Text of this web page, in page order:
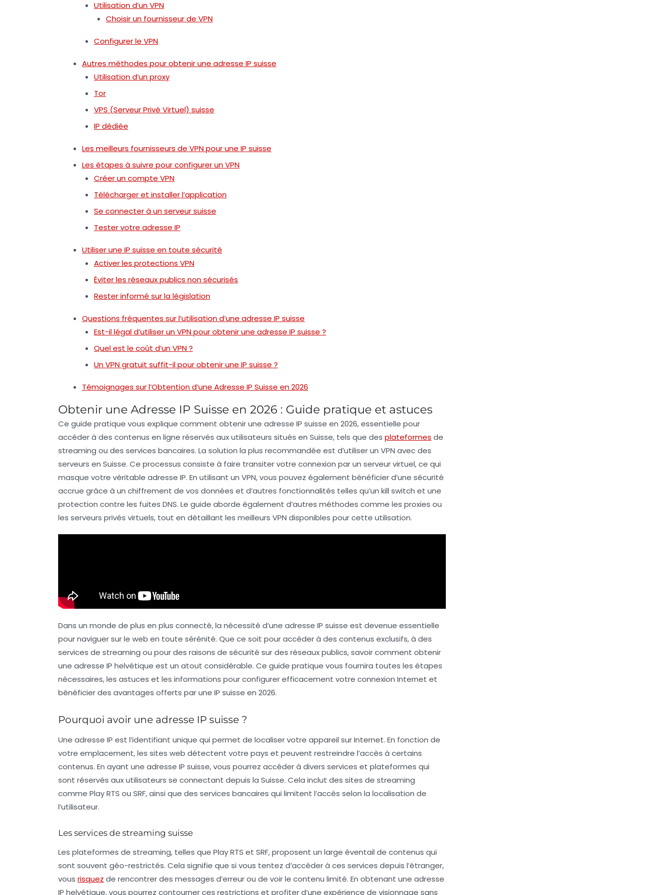
Utilisation d’un VPN
Choisir un fournisseur de VPN
Configurer le VPN
Autres méthodes pour obtenir une adresse IP suisse
Utilisation d’un proxy
Tor
VPS (Serveur Privé Virtuel) suisse
IP dédiée
Les meilleurs fournisseurs de VPN pour une IP suisse
Les étapes à suivre pour configurer un VPN
Créer un compte VPN
Télécharger et installer l’application
Se connecter à un serveur suisse
Tester votre adresse IP
Utiliser une IP suisse en toute sécurité
Activer les protections VPN
Éviter les réseaux publics non sécurisés
Rester informé sur la législation
Questions fréquentes sur l’utilisation d’une adresse IP suisse
Est-il légal d’utiliser un VPN pour obtenir une adresse IP suisse ?
Quel est le coût d’un VPN ?
Un VPN gratuit suffit-il pour obtenir une IP suisse ?
Témoignages sur l’Obtention d’une Adresse IP Suisse en 2026
Obtenir une Adresse IP Suisse en 2026 : Guide pratique et astuces
Ce guide pratique vous explique comment obtenir une adresse IP suisse en 2026, essentielle pour
accéder à des contenus en ligne réservés aux utilisateurs situés en Suisse, tels que des plateformes de
streaming ou des services bancaires. La solution la plus recommandée est d’utiliser un VPN avec des
serveurs en Suisse. Ce processus consiste à faire transiter votre connexion par un serveur virtuel, ce qui
masque votre véritable adresse IP. En utilisant un VPN, vous pouvez également bénéficier d’une sécurité
accrue grâce à un chiffrement de vos données et d’autres fonctionnalités telles qu’un kill switch et une
protection contre les fuites DNS. Le guide aborde également d’autres méthodes comme les proxies ou
les serveurs privés virtuels, tout en détaillant les meilleurs VPN disponibles pour cette utilisation.
Dans un monde de plus en plus connecté, la nécessité d’une adresse IP suisse est devenue essentielle
pour naviguer sur le web en toute sérénité. Que ce soit pour accéder à des contenus exclusifs, à des
services de streaming ou pour des raisons de sécurité sur des réseaux publics, savoir comment obtenir
une adresse IP helvétique est un atout considérable. Ce guide pratique vous fournira toutes les étapes
nécessaires, les astuces et les informations pour configurer efficacement votre connexion Internet et
bénéficier des avantages offerts par une IP suisse en 2026.
Pourquoi avoir une adresse IP suisse ?
Une adresse IP est l’identifiant unique qui permet de localiser votre appareil sur Internet. En fonction de
votre emplacement, les sites web détectent votre pays et peuvent restreindre l’accès à certains
contenus. En ayant une adresse IP suisse, vous pourrez accéder à divers services et plateformes qui
sont réservés aux utilisateurs se connectant depuis la Suisse. Cela inclut des sites de streaming
comme Play RTS ou SRF, ainsi que des services bancaires qui limitent l’accès selon la localisation de
l’utilisateur.
Les services de streaming suisse
Les plateformes de streaming, telles que Play RTS et SRF, proposent un large éventail de contenus qui
sont souvent géo-restrictés. Cela signifie que si vous tentez d’accéder à ces services depuis l’étranger,
vous risquez de rencontrer des messages d’erreur ou de voir le contenu limité. En obtenant une adresse
IP helvétique, vous pourrez contourner ces restrictions et profiter d’une expérience de visionnage sans